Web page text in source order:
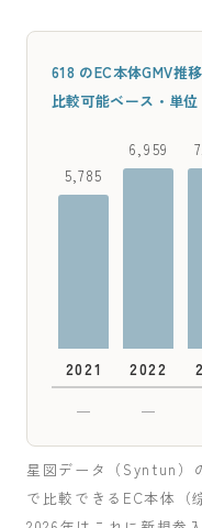
618 のEC本体GMV推
比較可能ベース・単位
5,785
2021
6,959
2022
— —
星図データ（Syntun）
で比較できるEC本体（